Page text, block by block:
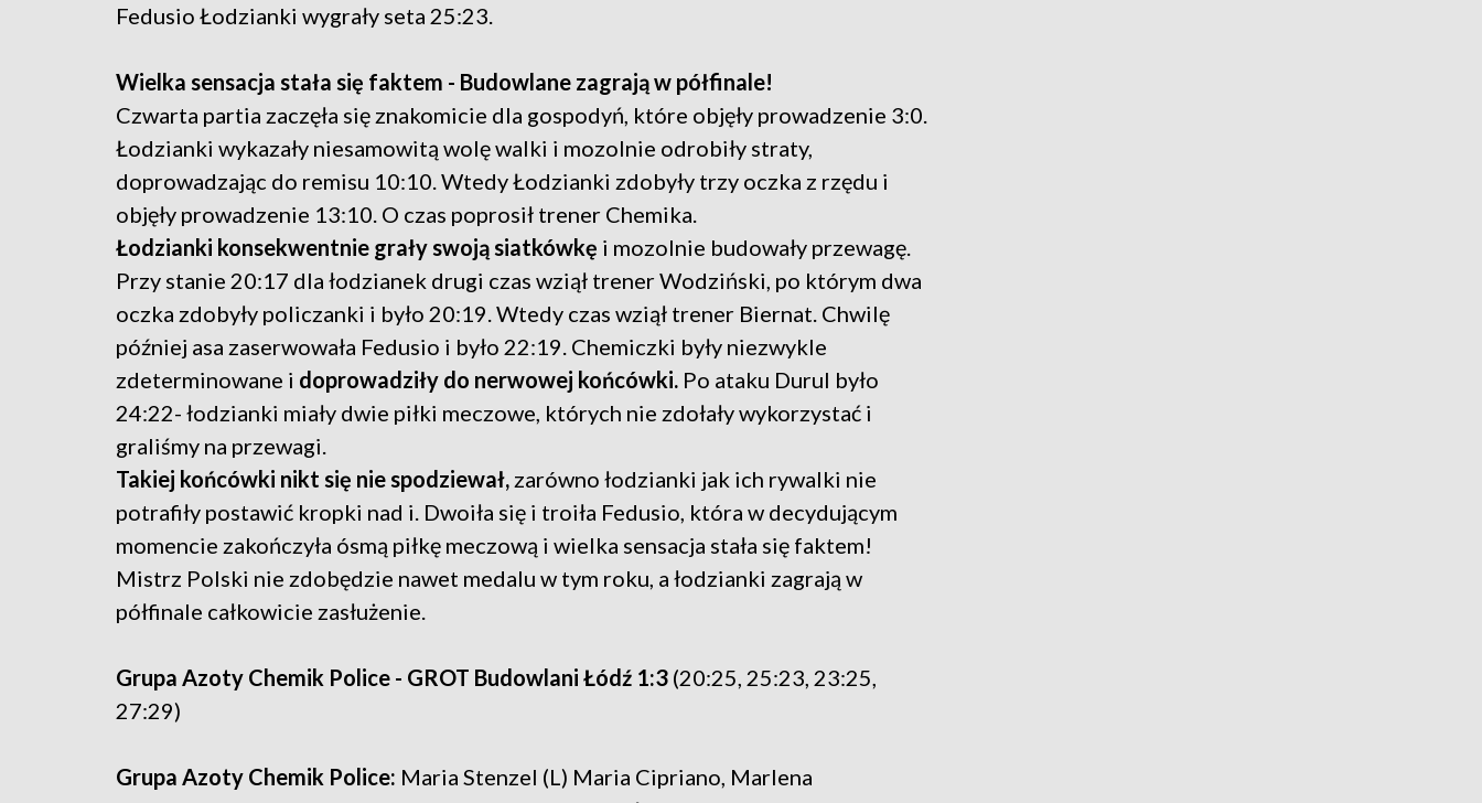
Fedusio Łodzianki wygrały seta 25:23.
Wielka sensacja stała się faktem - Budowlane zagrają w półfinale!
Czwarta partia zaczęła się znakomicie dla gospodyń, które objęły prowadzenie 3:0.
Łodzianki wykazały niesamowitą wolę walki i mozolnie odrobiły straty,
doprowadzając do remisu 10:10. Wtedy Łodzianki zdobyły trzy oczka z rzędu i
objęły prowadzenie 13:10. O czas poprosił trener Chemika.
Łodzianki konsekwentnie grały swoją siatkówkę i mozolnie budowały przewagę.
Przy stanie 20:17 dla łodzianek drugi czas wziął trener Wodziński, po którym dwa
oczka zdobyły policzanki i było 20:19. Wtedy czas wziął trener Biernat. Chwilę
później asa zaserwowała Fedusio i było 22:19. Chemiczki były niezwykle
zdeterminowane i doprowadziły do nerwowej końcówki. Po ataku Durul było
24:22- łodzianki miały dwie piłki meczowe, których nie zdołały wykorzystać i
graliśmy na przewagi.
Takiej końcówki nikt się nie spodziewał, zarówno łodzianki jak ich rywalki nie
potrafiły postawić kropki nad i. Dwoiła się i troiła Fedusio, która w decydującym
momencie zakończyła ósmą piłkę meczową i wielka sensacja stała się faktem!
Mistrz Polski nie zdobędzie nawet medalu w tym roku, a łodzianki zagrają w
półfinale całkowicie zasłużenie.
Grupa Azoty Chemik Police - GROT Budowlani Łódź 1:3 (20:25, 25:23, 23:25,
27:29)
Grupa Azoty Chemik Police: Maria Stenzel (L) Maria Cipriano, Marlena